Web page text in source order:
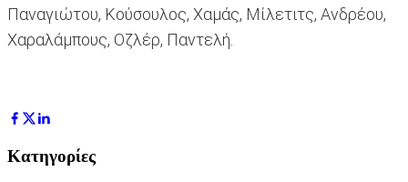
Παναγιώτου, Κούσουλος, Χαμάς, Μίλετιτς, Ανδρέου,
Χαραλάμπους, Οζλέρ, Παντελή.
Κατηγορίες